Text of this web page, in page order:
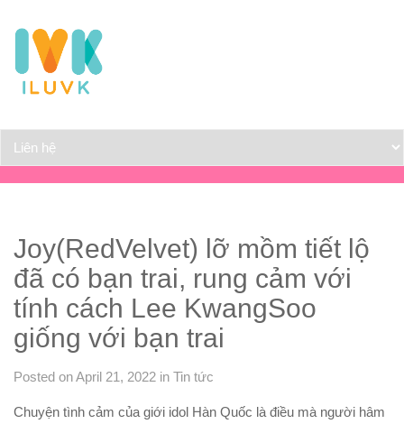
Joy(RedVelvet) lỡ mồm tiết lộ
đã có bạn trai, rung cảm với
tính cách Lee KwangSoo
giống với bạn trai
Posted on April 21, 2022 in Tin tức
Chuyện tình cảm của giới idol Hàn Quốc là điều mà người hâm